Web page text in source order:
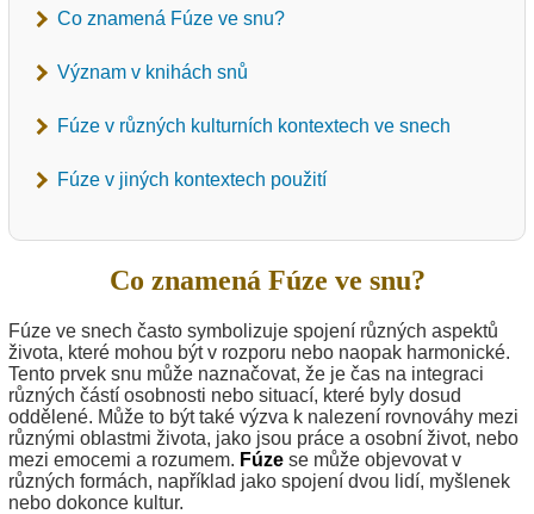
Co znamená Fúze ve snu?
Význam v knihách snů
Fúze v různých kulturních kontextech ve snech
Fúze v jiných kontextech použití
Co znamená Fúze ve snu?
Fúze ve snech často symbolizuje spojení různých aspektů
života, které mohou být v rozporu nebo naopak harmonické.
Tento prvek snu může naznačovat, že je čas na integraci
různých částí osobnosti nebo situací, které byly dosud
oddělené. Může to být také výzva k nalezení rovnováhy mezi
různými oblastmi života, jako jsou práce a osobní život, nebo
mezi emocemi a rozumem. Fúze se může objevovat v
různých formách, například jako spojení dvou lidí, myšlenek
nebo dokonce kultur.